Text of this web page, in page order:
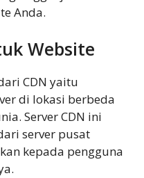
Anda.
Website
CDN yaitu
di lokasi berbeda
Server CDN ini
server pusat
kepada pengguna